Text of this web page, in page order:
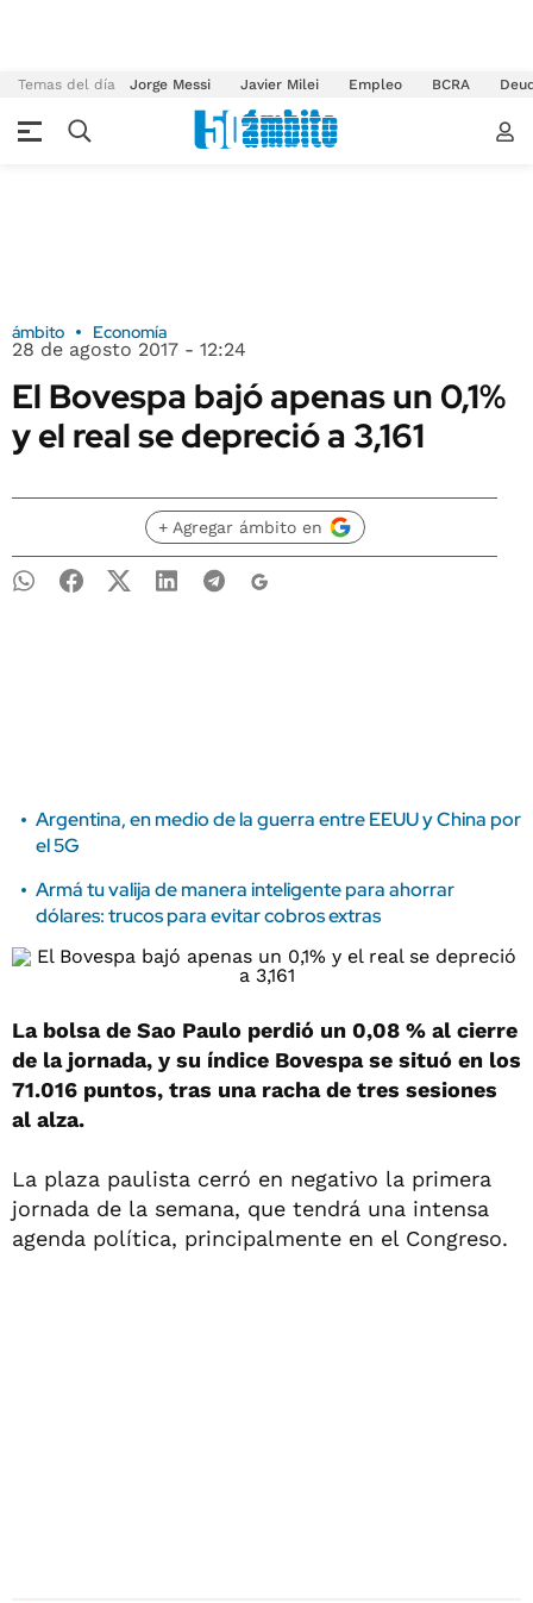
Temas del día Jorge Messi Javier Milei Empleo BCRA
ámbito Economía
28 de agosto 2017 - 12:24
El Bovespa bajó apenas un 0,1%
y el real se depreció a 3,161
+ Agregar ámbito en
Argentina, en medio de la guerra entre EEUU y China por
el 5G
Armá tu valija de manera inteligente para ahorrar
dólares: trucos para evitar cobros extras
La bolsa de Sao Paulo perdió un 0,08 % al cierre
de la jornada, y su índice Bovespa se situó en los
71.016 puntos, tras una racha de tres sesiones
al alza.
La plaza paulista cerró en negativo la primera
jornada de la semana, que tendrá una intensa
agenda política, principalmente en el Congreso.